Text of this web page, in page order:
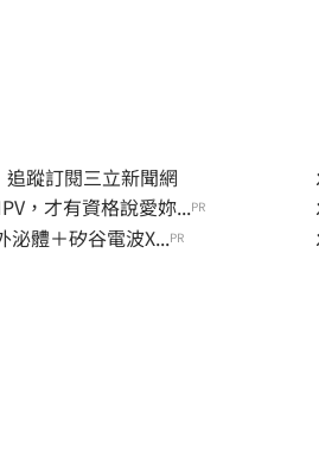
蹤訂閱三立新聞網
，才有資格說愛妳...PR
泌體＋矽谷電波X...PR